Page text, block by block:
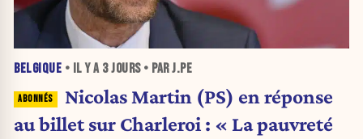
BELGIQUE • IL Y A 3 JOURS• PAR J.PE
Nicolas Martin (PS) en réponse
au billet sur Charleroi : « La pauvreté